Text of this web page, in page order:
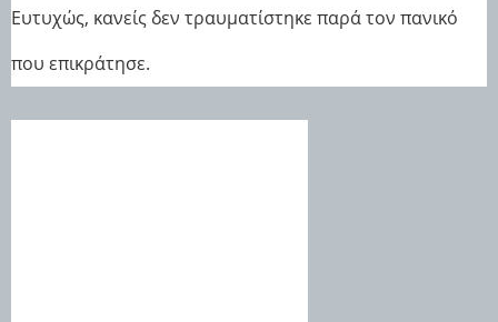
Ευτυχώς, κανείς δεν τραυματίστηκε παρά τον πανικό
που επικράτησε.